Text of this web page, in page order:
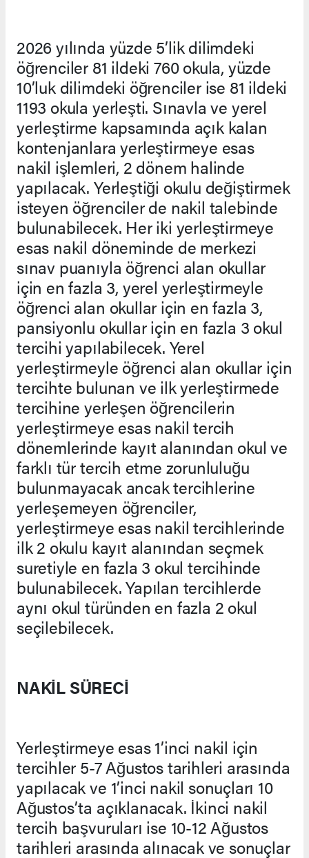
2026 yılında yüzde 5’lik dilimdeki
öğrenciler 81 ildeki 760 okula, yüzde
10’luk dilimdeki öğrenciler ise 81 ildeki
1193 okula yerleşti. Sınavla ve yerel
yerleştirme kapsamında açık kalan
kontenjanlara yerleştirmeye esas
nakil işlemleri, 2 dönem halinde
yapılacak. Yerleştiği okulu değiştirmek
isteyen öğrenciler de nakil talebinde
bulunabilecek. Her iki yerleştirmeye
esas nakil döneminde de merkezi
sınav puanıyla öğrenci alan okullar
için en fazla 3, yerel yerleştirmeyle
öğrenci alan okullar için en fazla 3,
pansiyonlu okullar için en fazla 3 okul
tercihi yapılabilecek. Yerel
yerleştirmeyle öğrenci alan okullar için
tercihte bulunan ve ilk yerleştirmede
tercihine yerleşen öğrencilerin
yerleştirmeye esas nakil tercih
dönemlerinde kayıt alanından okul ve
farklı tür tercih etme zorunluluğu
bulunmayacak ancak tercihlerine
yerleşemeyen öğrenciler,
yerleştirmeye esas nakil tercihlerinde
ilk 2 okulu kayıt alanından seçmek
suretiyle en fazla 3 okul tercihinde
bulunabilecek. Yapılan tercihlerde
aynı okul türünden en fazla 2 okul
seçilebilecek.
NAKİL SÜRECİ
Yerleştirmeye esas 1’inci nakil için
tercihler 5-7 Ağustos tarihleri arasında
yapılacak ve 1’inci nakil sonuçları 10
Ağustos’ta açıklanacak. İkinci nakil
tercih başvuruları ise 10-12 Ağustos
tarihleri arasında alınacak ve sonuçlar